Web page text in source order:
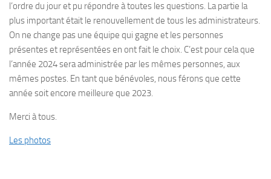
l’ordre du jour et pu répondre à toutes les questions. La partie la
plus important était le renouvellement de tous les administrateurs.
On ne change pas une équipe qui gagne et les personnes
présentes et représentées en ont fait le choix. C’est pour cela que
l’année 2024 sera administrée par les mêmes personnes, aux
mêmes postes. En tant que bénévoles, nous férons que cette
année soit encore meilleure que 2023.
Merci à tous.
Les photos